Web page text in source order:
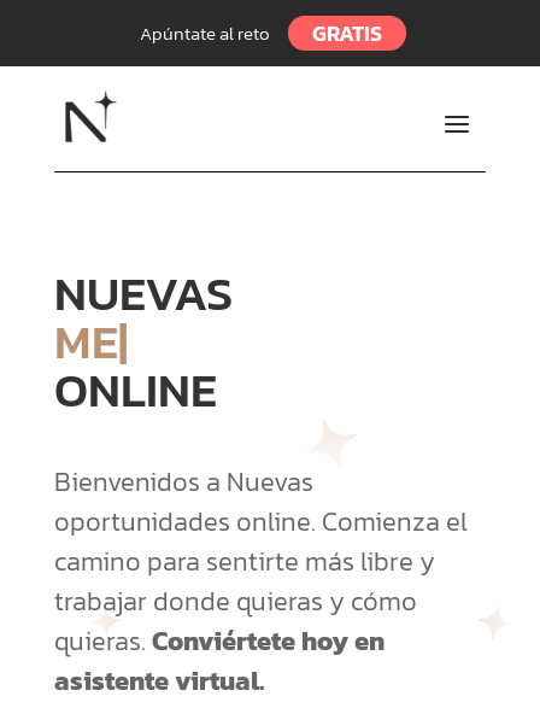
Apúntate al reto GRATIS
a
NUEVAS
|
ONLINE
Bienvenidos a Nuevas
oportunidades online. Comienza el
camino para sentirte más libre y
trabajar donde quieras y cómo
quieras.Conviértete hoy en
asistente virtual.